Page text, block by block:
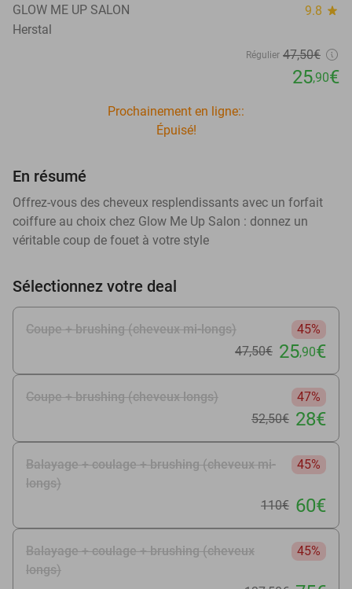
GLOW ME UP SALON 9.8 star
Herstal
Régulier 47,50€
25,90€
Prochainement en ligne::
Épuisé!
En résumé
Offrez-vous des cheveux resplendissants avec un forfait
coiffure au choix chez Glow Me Up Salon : donnez un
véritable coup de fouet à votre style
Sélectionnez votre deal
Coupe + brushing (cheveux mi-longs)
45%
47,50€ 25,90€
Coupe + brushing (cheveux longs)
47%
52,50€ 28€
Balayage + coulage + brushing (cheveux mi-
longs)
45%
110€ 60€
Balayage + coulage + brushing (cheveux
longs)
45%